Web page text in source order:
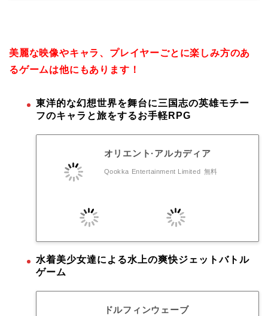
美麗な映像やキャラ、プレイヤーごとに楽しみ方のあ
るゲームは他にもあります！
東洋的な幻想世界を舞台に三国志の英雄モチー
フのキャラと旅をするお手軽RPG
オリエント·アルカディア
Qookka Entertainment Limited 無料
水着美少女達による水上の爽快ジェットバトル
ゲーム
ドルフィンウェーブ